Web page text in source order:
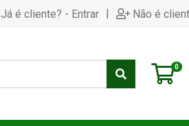
Já é cliente? - Entrar | Não é
0